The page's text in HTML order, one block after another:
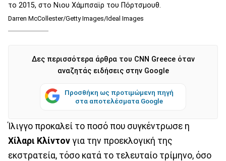
το 2015, στο Νιου Χάμπσαϊρ του Πόρτσμουθ.
Darren McCollester/Getty Images/Ideal Images
Δες περισσότερα άρθρα του CNN Greece όταν
αναζητάς ειδήσεις στην Google
Προσθήκη ως προτιμώμενη πηγή
στα αποτελέσματα Google
Ίλιγγο προκαλεί το ποσό που συγκέντρωσε η
Χίλαρι Κλίντον για την προεκλογική της
εκστρατεία, τόσο κατά το τελευταίο τρίμηνο, όσο